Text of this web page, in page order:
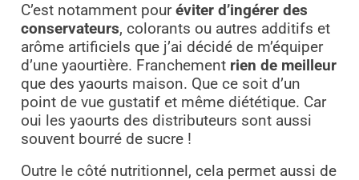
C’est notamment pouréviter d’ingérer des
conservateurs, colorants ou autres additifs et
arôme artificiels que j’ai décidé de m’équiper
d’une yaourtière. Franchement rien de meilleur
que des yaourts maison. Que ce soit d’un
point de vue gustatif et même diététique. Car
oui les yaourts des distributeurs sont aussi
souvent bourré de sucre !
Outre le côté nutritionnel, cela permet aussi de